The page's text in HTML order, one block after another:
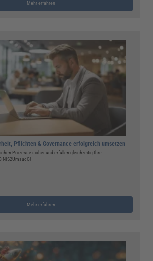
Mehr erfahren
Pflichten & Governance erfolgreich umsetzen
Prozesse sicher und erfüllen gleichzeitig Ihre
NIS2UmsucG!
Mehr erfahren